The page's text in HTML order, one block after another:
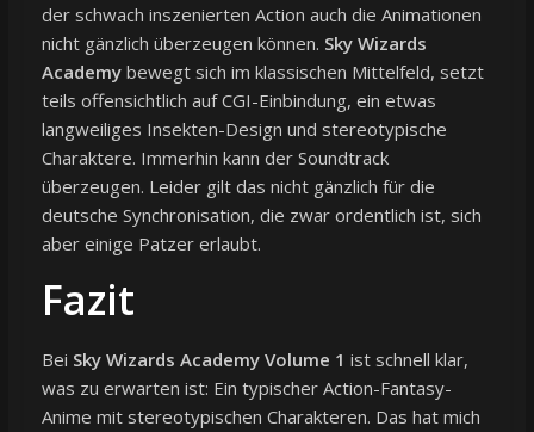
der schwach inszenierten Action auch die Animationen
nicht gänzlich überzeugen können. Sky Wizards
Academybewegt sich im klassischen Mittelfeld, setzt
teils offensichtlich auf CGI-Einbindung, ein etwas
langweiliges Insekten-Design und stereotypische
Charaktere. Immerhin kann der Soundtrack
überzeugen. Leider gilt das nicht gänzlich für die
deutsche Synchronisation, die zwar ordentlich ist, sich
aber einige Patzer erlaubt.
Fazit
Bei Sky Wizards Academy Volume 1 ist schnell klar,
was zu erwarten ist: Ein typischer Action-Fantasy-
Anime mit stereotypischen Charakteren. Das hat mich